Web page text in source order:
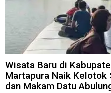
Wisata Baru di
Martapura Naik Kelotok
dan Makam Datu